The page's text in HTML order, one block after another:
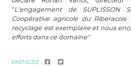
"L'engagement de
Coopérative agricole du
recyclage est exemplaire et nous
efforts dans ce domaine ."
PARTAGEZ